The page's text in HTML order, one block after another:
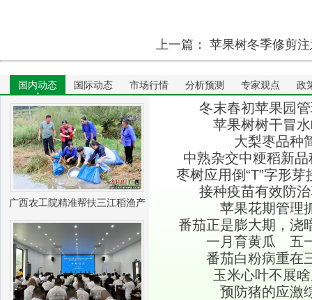
上一篇： 苹果树冬季修剪
国内动态 国际动态 市场行情 分析预测 专家观点 政
广西农工院精准帮扶三江稻渔产
业振兴
冬末春初苹果园
苹果树树干冒
大梨枣品种
中熟杂交中粳稻新
枣树应用倒“T”字形
接种疫苗有效防
苹果花期管理
番茄正是膨大期，浇
一月育黄瓜 五
番茄白粉病重在
玉米心叶不展
预防猪的应激